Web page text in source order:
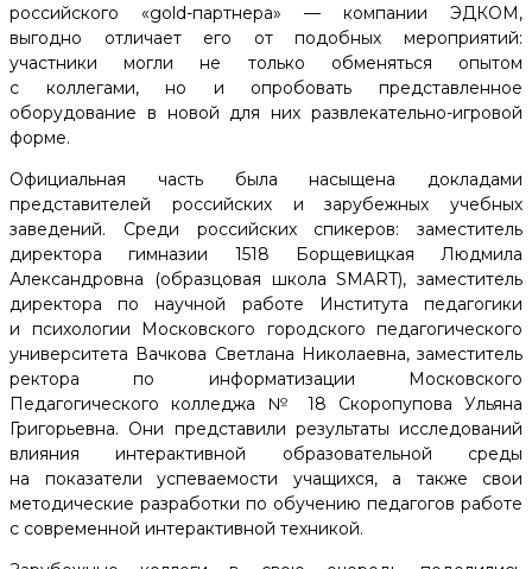
российского «gold-партнера» — компании ЭДКОМ,
выгодно отличает его от подобных мероприятий:
участники могли не только обменяться опытом
с коллегами, но и опробовать представленное
оборудование в новой для них развлекательно-игровой
форме.
Официальная часть была насыщена докладами
представителей российских и зарубежных учебных
заведений. Среди российских спикеров: заместитель
директора гимназии 1518 Борщевицкая Людмила
Александровна (образцовая школа SMART), заместитель
директора по научной работе Института педагогики
и психологии Московского городского педагогического
университета Вачкова Светлана Николаевна, заместитель
ректора по информатизации Московского
Педагогического колледжа № 18 Скоропупова Ульяна
Григорьевна. Они представили результаты исследований
влияния интерактивной образовательной среды
на показатели успеваемости учащихся, а также свои
методические разработки по обучению педагогов работе
с современной интерактивной техникой.